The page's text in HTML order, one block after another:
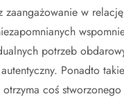
w
potrzeb
Ponadto
coś stworzonego